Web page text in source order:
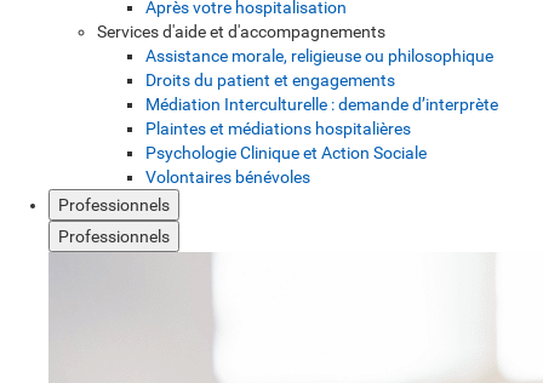
Après votre hospitalisation
Services d'aide et d'accompagnements
Assistance morale, religieuse ou philosophique
Droits du patient et engagements
Médiation Interculturelle : demande d’interprète
Plaintes et médiations hospitalières
Psychologie Clinique et Action Sociale
Volontaires bénévoles
Professionnels
Professionnels